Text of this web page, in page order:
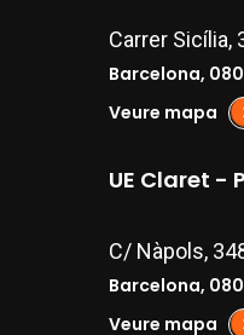
Carrer Sicília,
Barcelona,
Veure mapa
UE Claret -
C/ Nàpols,
Barcelona,
Veure mapa